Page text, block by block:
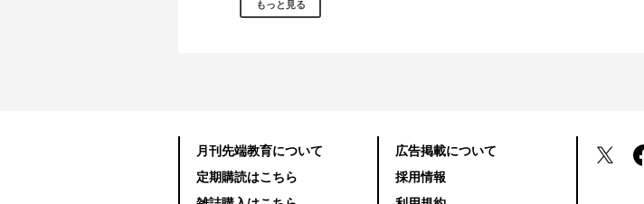
もっと見る
月刊先端教育について
定期購読はこちら
広告掲載について
採用情報